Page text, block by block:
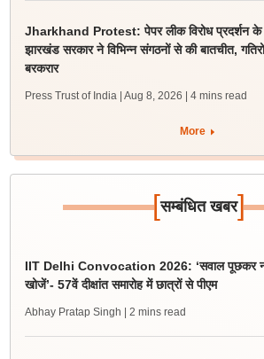
Jharkhand Protest: पेपर लीक विरोध प्रदर्शन के
झारखंड सरकार ने विभिन्न संगठनों से की बातचीत,
बरकरार
Press Trust of India | Aug 8, 2026 | 4 mins read
More
[सम्बंधित खबर]
IIT Delhi Convocation 2026: ‘सवाल पूछकर न
खोजें’- 57वें दीक्षांत समारोह में छात्रों से पीएम
Abhay Pratap Singh | 2 mins read